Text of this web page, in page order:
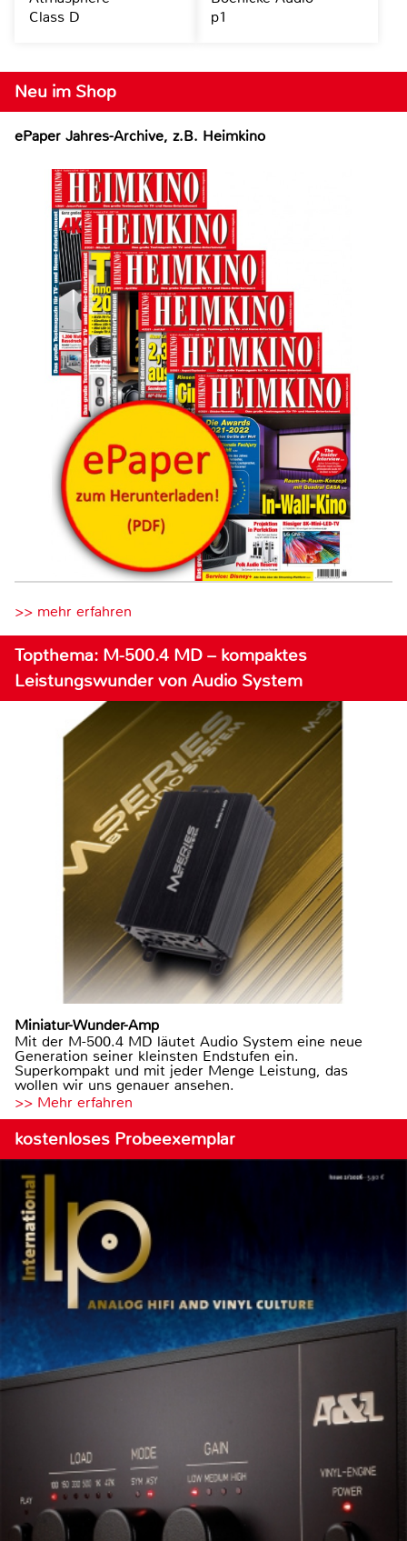
Neu im Shop
ePaper Jahres-Archive, z.B. Heimkino
>> mehr erfahren
Topthema: M-500.4 MD – kompaktes
Leistungswunder von Audio System
Miniatur-Wunder-Amp
Mit der M-500.4 MD läutet Audio System eine neue
Generation seiner kleinsten Endstufen ein.
Superkompakt und mit jeder Menge Leistung, das
wollen wir uns genauer ansehen.
>> Mehr erfahren
kostenloses Probeexemplar
Class D
p1